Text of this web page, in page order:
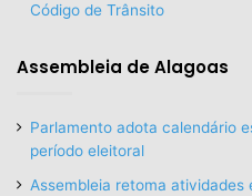
Código de Trânsito
Assembleia de Alagoas
Parlamento adota calendário
período eleitoral
Assembleia retoma atividades